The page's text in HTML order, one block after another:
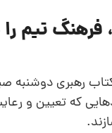
فرهنگ تیم
رهبری دوشنبه
که تعیین و